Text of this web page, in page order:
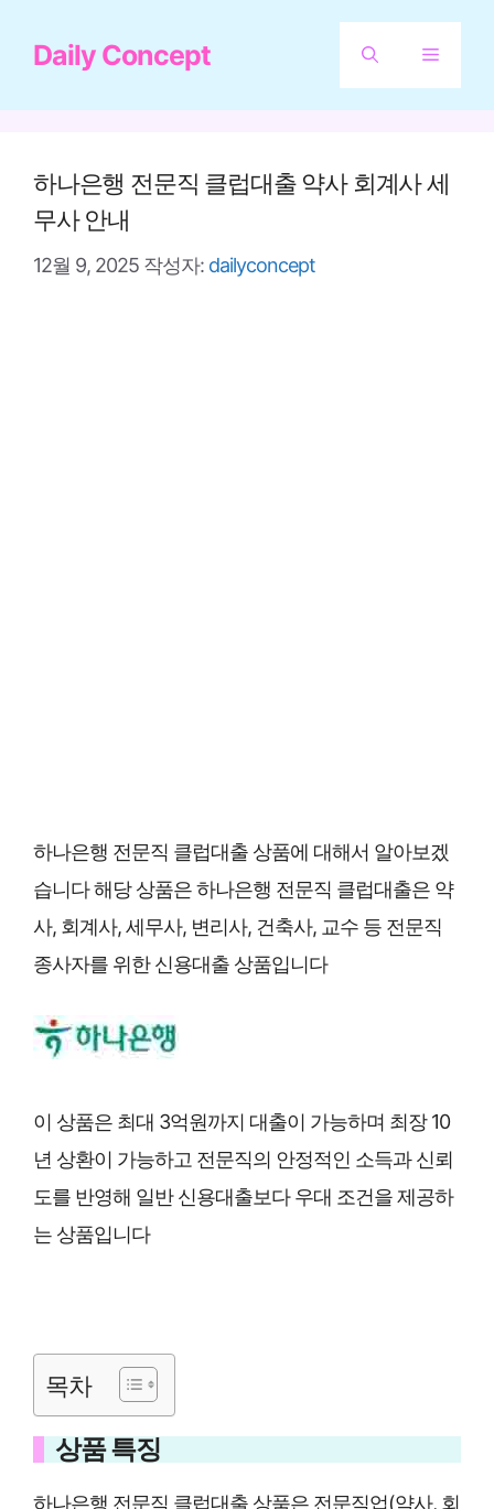
Daily Concept 메
하나은행 전문직 클럽대출 약사 회계사 세
무사 안내
12월 9, 2025 작성자: dailyconcept
하나은행 전문직 클럽대출 상품에 대해서 알아보겠
습니다 해당 상품은 하나은행 전문직 클럽대출은 약
사, 회계사, 세무사, 변리사, 건축사, 교수 등 전문직
종사자를 위한 신용대출 상품입니다
이 상품은 최대 3억원까지 대출이 가능하며 최장 10
년 상환이 가능하고 전문직의 안정적인 소득과 신뢰
도를 반영해 일반 신용대출보다 우대 조건을 제공하
는 상품입니다
목차
상품 특징
하나은행 전문직 클럽대출 상품은 전문직업(약사, 회